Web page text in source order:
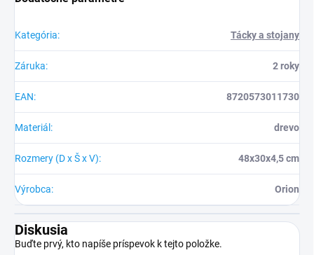
Kategória: Tácky a stojany
Záruka: 2 roky
EAN: 8720573011730
Materiál : drevo
Rozmery (D x Š x V): 48x30x4,5 cm
Výrobca: Orion
Diskusia
Buďte prvý, kto napíše príspevok k tejto položke.